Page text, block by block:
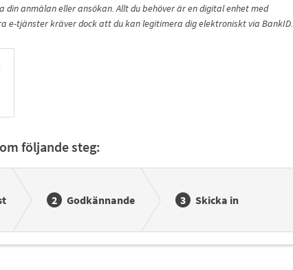
anmälan eller ansökan. Allt du behöver är en digital enhet med
e-tjänster kräver dock att du kan legitimera dig elektroniskt via BankID.
följande steg:
Godkännande Skicka in